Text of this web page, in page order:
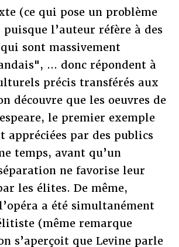
(ce qui pose un problème
l’auteur réfère à des
sont massivement
... donc répondent à
précis transférés aux
découvre que les oeuvres de
le premier exemple
appréciées par des publics
temps, avant qu’un
ne favorise leur
les élites. De même,
a été simultanément
(même remarque
s’aperçoit que Levine parle